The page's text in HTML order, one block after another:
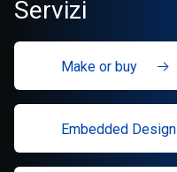
Servizi
Make or buy
Embedded Design